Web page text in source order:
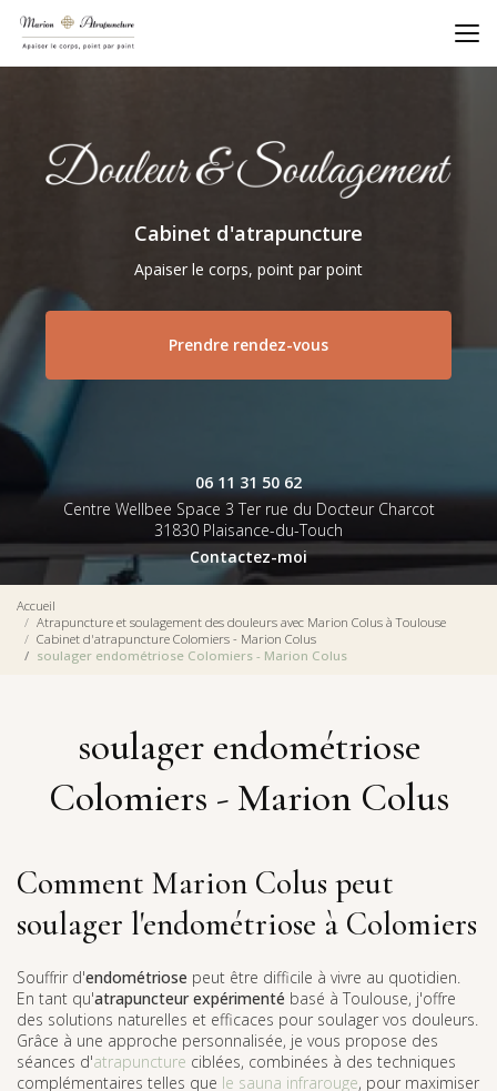
Aller
contenu
principal
Cabinet d'atrapuncture
Apaiser le corps, point par point
Prendre rendez-vous
06 11 31 50 62
Centre Wellbee Space 3 Ter rue du Docteur Charcot
31830 Plaisance-du-Touch
Contactez-moi
Accueil
Atrapuncture et soulagement des douleurs avec Marion Colus à Toulouse
Cabinet d'atrapuncture Colomiers - Marion Colus
soulager endométriose Colomiers - Marion Colus
soulager endométriose
Colomiers - Marion Colus
Comment Marion Colus peut
soulager l'endométriose à Colomiers
Souffrir d'endométriose peut être difficile à vivre au quotidien.
En tant qu'atrapuncteur expérimenté basé à Toulouse, j'offre
des solutions naturelles et efficaces pour soulager vos douleurs.
Grâce à une approche personnalisée, je vous propose des
séances d'atrapuncture ciblées, combinées à des techniques
complémentaires telles que le sauna infrarouge, pour maximiser